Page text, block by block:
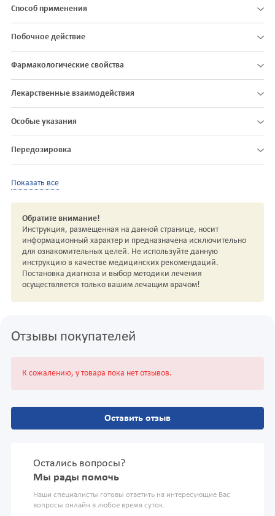
Способ применения
Побочное действие
Фармакологические свойства
Лекарственные взаимодействия
Особые указания
Передозировка
Показать все
Обратите внимание!
Инструкция, размещенная на данной странице, носит
информационный характер и предназначена исключительно
для ознакомительных целей. Не используйте данную
инструкцию в качестве медицинских рекомендаций.
Постановка диагноза и выбор методики лечения
осуществляется только вашим лечащим врачом!
Отзывы покупателей
К сожалению, у товара пока нет отзывов.
Оставить отзыв
Остались вопросы?
Мы рады помочь
Наши специалисты готовы ответить на интересующие Вас
вопросы онлайн в любое время суток.